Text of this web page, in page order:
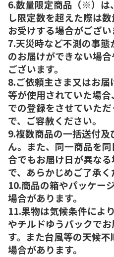
6.数量限定商品（※）は
し限定数を超えた際は
お受けする場合がござい
7.天災時など不測の事
のお届けができない場
ございます。
8.ご依頼主さま又はお
等が使用されていた場
での登録をさせていた
で、ご容赦ください。
9.複数商品の一括送付
ん。また、同一商品を
合でもお届け日が異な
で、あらかじめご了承く
10.商品の箱やパッケー
場合があります。
11.果物は気候条件によ
やチルドゆうパックで
す。また台風等の天候
場合があります。